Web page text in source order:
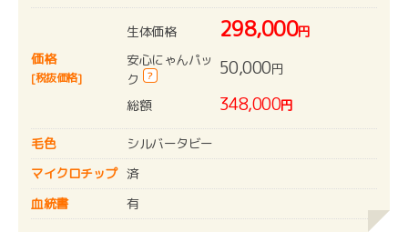
価格
[税抜価格]
生体価格 298,000円
安心にゃんパッ
ク
? 50,000円
総額 348,000円
毛色
シルバータビー
マイクロチップ 済
血統書
有